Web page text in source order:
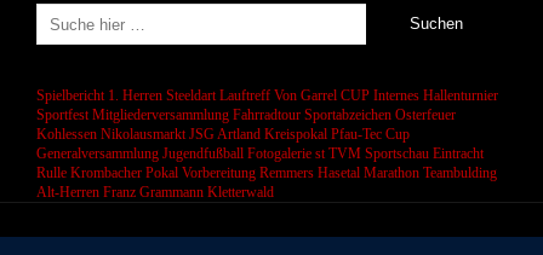
Spielbericht 1. Herren Steeldart Lauftreff Von Garrel CUP Internes Hallenturnier
Sportfest Mitgliederversammlung Fahrradtour Sportabzeichen Osterfeuer
Kohlessen Nikolausmarkt JSG Artland Kreispokal Pfau-Tec Cup
Generalversammlung Jugendfußball Fotogalerie st TVM Sportschau Eintracht
Rulle Krombacher Pokal Vorbereitung Remmers Hasetal Marathon Teambulding
Alt-Herren Franz Grammann Kletterwald